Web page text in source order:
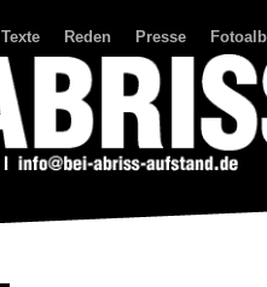
Texte Reden Presse